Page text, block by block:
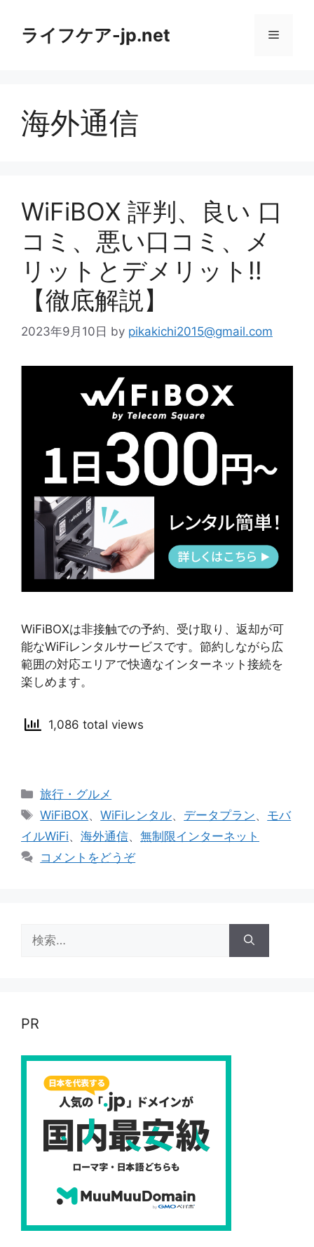
ライフケア-jp.net メ
海外通信
WiFiBOX 評判、良い 口
コミ、悪い口コミ、メ
リットとデメリット!!
【徹底解説】
2023年9月10日 by pikakichi2015@gmail.com
WiFiBOXは非接触での予約、受け取り、返却が可
能なWiFiレンタルサービスです。節約しながら広
範囲の対応エリアで快適なインターネット接続を
楽しめます。
1,086 total views
カ
テ
リ
ー
旅行・グルメ
タ
グ
WiFiBOX、WiFiレンタル、 データプラン、 モバ
イルWiFi、 海外通信、 無制限インターネット
コメントをどうぞ
索:
PR